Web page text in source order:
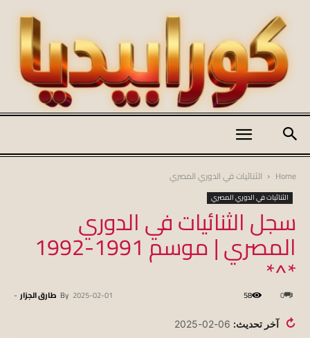
Home الثنائيات في الدوري المصري
الثنائيات في الدوري المصري
سجل الثنائيات في الدوري
المصري | موسم 1991-1992
*^*
By طارق الجزار - 2025-02-01 0
58
↻ آخر تحديث: 06-02-2025